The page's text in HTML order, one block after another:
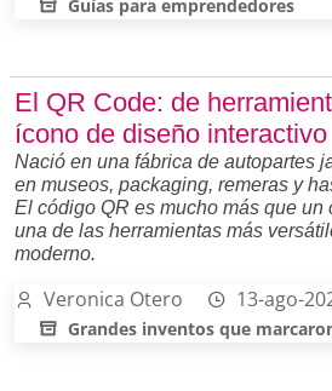
Guías para emprendedores
El QR Code: de
ícono de diseño interactivo
Nació en una fábrica de autopartes
en museos, packaging, remeras y
El código QR es mucho más que un
una de las herramientas más
moderno.
Veronica Otero 13-ago-
Grandes inventos que